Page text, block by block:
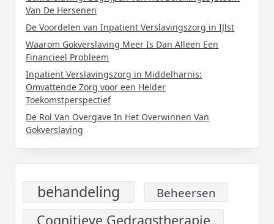
Van De Hersenen
De Voordelen van Inpatient Verslavingszorg in IJlst
Waarom Gokverslaving Meer Is Dan Alleen Een
Financieel Probleem
Inpatient Verslavingszorg in Middelharnis:
Omvattende Zorg voor een Helder
Toekomstperspectief
De Rol Van Overgave In Het Overwinnen Van
Gokverslaving
behandeling Beheersen
Cognitieve Gedragstherapie